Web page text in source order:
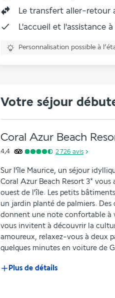
Le transfert aller-retour
L'accueil et l'assistance
Personnalisation possible à
Votre séjour
Coral Azur Beach
4,4 2 726 avis
Sur l'île Maurice, un séjour
Coral Azur Beach Resort 3*
ouest de l'île. Les petits
un jardin planté de palmiers.
donnent une note confortable à
vous invitent à découvrir la
amoureux, relaxez-vous à deux
quelques minutes en voiture de
Plus de détails